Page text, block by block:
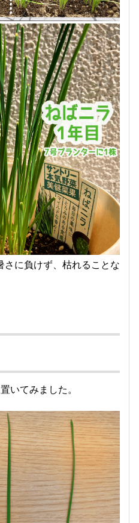
さに負けず、枯れることな
いてみました。